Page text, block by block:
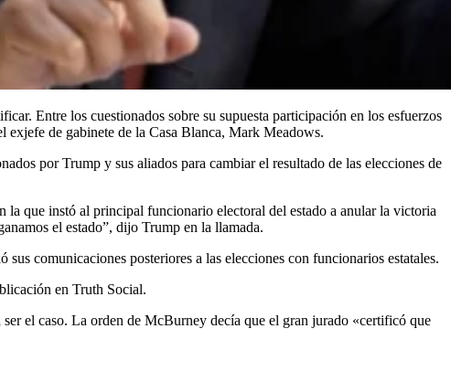
Entre los cuestionados sobre su supuesta participación en los esfuerzos
exjefe de gabinete de la Casa Blanca, Mark Meadows.
por Trump y sus aliados para cambiar el resultado de las elecciones de
la que instó al principal funcionario electoral del estado a anular la victoria
el estado”, dijo Trump en la llamada.
comunicaciones posteriores a las elecciones con funcionarios estatales.
en Truth Social.
el caso. La orden de McBurney decía que el gran jurado «certificó que